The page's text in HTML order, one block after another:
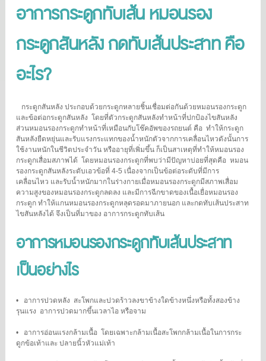
อาการกระดูกทับเส้นหมอนรอง
กระดูกสันหลัง กดทับเส้นประสาท คือ
อะไร?
กระดูกสันหลัง ประกอบด้วยกระดูกหลายชิ้นเชื่อมต่อกันด้วยหมอนรองกระดูก
และข้อต่อกระดูกสันหลัง โดยที่ตัวกระดูกสันหลังทำหน้าที่ปกป้องไขสันหลัง
ส่วนหมอนรองกระดูกทำหน้าที่เหมือนกับโช๊คอัพของรถยนต์ คือ ทำให้กระดูก
สันหลังยืดหยุ่นและรับแรงกระแทกของน้ำหนักตัวจากการเคลื่อนไหวดังนั้นการ
ใช้งานหนักในชีวิตประจำวัน หรืออายุที่เพิ่มขึ้น ก็เป็นสาเหตุที่ทำให้หมอนรอง
กระดูกเสื่อมสภาพได้ โดยหมอนรองกระดูกที่พบว่ามีปัญหาบ่อยที่สุดคือ หมอน
รองกระดูกสันหลังระดับเอวข้อที่ 4-5 เนื่องจากเป็นข้อต่อระดับที่มีการ
เคลื่อนไหว และรับน้ำหนักมากในร่างกายเมื่อหมอนรองกระดูกมีสภาพเสื่อม
ความสูงของหมอนรองกระดูกลดลง และมีการฉีกขาดของเนื้อเยื่อหมอนรอง
กระดูก ทำให้แกนหมอนรองกระดูกหลุดรอดมาภายนอก และกดทับเส้นประสาท
ไขสันหลังได้ จึงเป็นที่มาของ อาการกระดูกทับเส้น
อาการหมอนรองกระดูกทับเส้นประสาท
เป็นอย่างไร
• อาการปวดหลัง สะโพกและปวดร้าวลงขาข้างใดข้างหนึ่งหรือทั้งสองข้าง
รุนแรง อาการปวดมากขึ้นเวลาไอ หรือจาม
• อาการอ่อนแรงกล้ามเนื้อ โดยเฉพาะกล้ามเนื้อสะโพกกล้ามเนื้อในการกระ
ดูกข้อเท้าและ ปลายนิ้วหัวแม่เท้า